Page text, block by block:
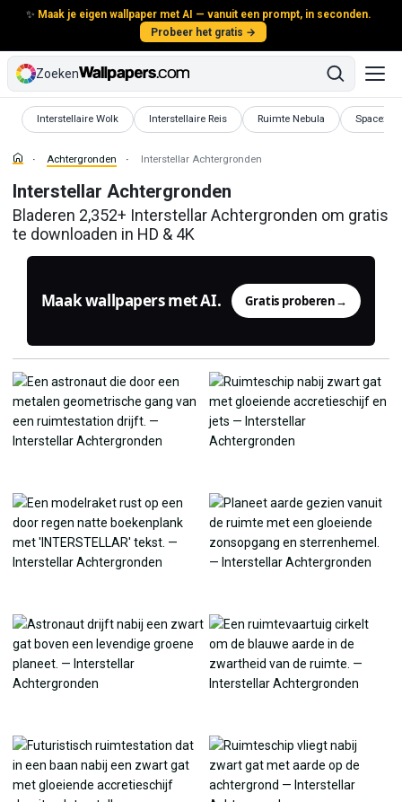
✨ Maak je eigen wallpaper met AI — vanuit een prompt, in seconden.
Probeer het gratis →
Zoeken
Interstellaire Wolk
Achtergronden Interstellaire Reis
Achtergronden Ruimte Nebula
Achtergronden Spacex
Achtergronden Interstellar Achtergronden
Interstellar Achtergronden
Bladeren 2,352+ Interstellar Achtergronden om gratis
te downloaden in HD & 4K
Maak wallpapers met AI. Gratis proberen→